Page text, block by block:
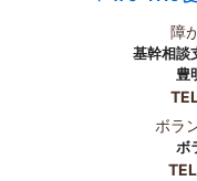
障
基幹相談
豊
ボラ
ボ
TEL